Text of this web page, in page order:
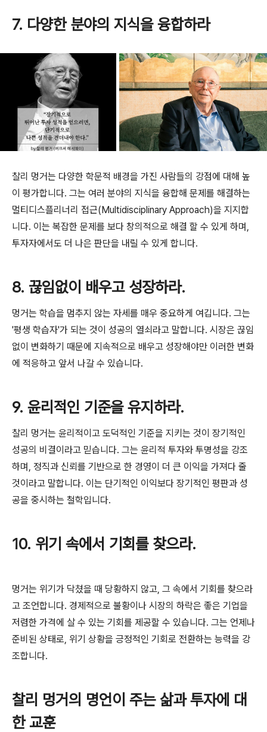
7. 다양한 분야의 지식을 융합하라
찰리 멍거는 다양한 학문적 배경을 가진 사람들의 강점에 대해 높
이 평가합니다. 그는 여러 분야의 지식을 융합해 문제를 해결하는
멀티디스플리너리 접근(Multidisciplinary Approach)을 지지합
니다. 이는 복잡한 문제를 보다 창의적으로 해결 할 수 있게 하며,
투자자에서도 더 나은 판단을 내릴 수 있게 합니다.
8. 끊임없이 배우고 성장하라.
멍거는 학습을 멈추지 않는 자세를 매우 중요하게 여깁니다. 그는
'평생 학습자'가 되는 것이 성공의 열쇠라고 말합니다. 시장은 끊임
없이 변화하기 때문에 지속적으로 배우고 성장해야만 이러한 변화
에 적응하고 앞서 나갈 수 있습니다.
9. 윤리적인 기준을 유지하라.
찰리 멍거는 윤리적이고 도덕적인 기준을 지키는 것이 장기적인
성공의 비결이라고 믿습니다. 그는 윤리적 투자와 투명성을 강조
하며, 정직과 신뢰를 기반으로 한 경영이 더 큰 이익을 가져다 줄
것이라고 말합니다. 이는 단기적인 이익보다 장기적인 평판과 성
공을 중시하는 철학입니다.
10. 위기 속에서 기회를 찾으라.
멍거는 위기가 닥쳤을 때 당황하지 않고, 그 속에서 기회를 찾으라
고 조언합니다. 경제적으로 불황이나 시장의 하락은 좋은 기업을
저렴한 가격에 살 수 있는 기회를 제공할 수 있습니다. 그는 언제나
준비된 상태로, 위기 상황을 긍정적인 기회로 전환하는 능력을 강
조합니다.
찰리 멍거의 명언이 주는 삶과 투자에 대
한 교훈